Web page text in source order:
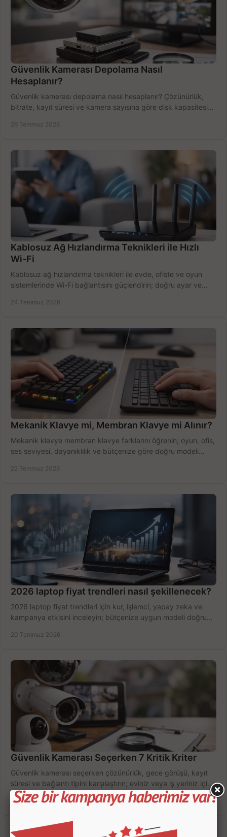
Güvenlik Kamerası Depolama Nasıl
Hesaplanır?
Güvenlik kamerası depolama nasıl hesaplanır? Çözünürlük,
bitrate, kayıt süresi ve kamera sayısına göre disk kapasitesini
26 Temmuz 2026
Kablosuz Ağ Hızlandırma Teknikleri ile Hızlı
Wi-Fi
Kablosuz ağ hızlandırma teknikleri ile evde, ofiste ve oyun
sistemlerinde Wi-Fi bağlantısını güçlendirin; doğru ayar ve
24 Temmuz 2026
Mekanik Klavye mi, Membran Klavye mi Alınır?
Mekanik klavye membran klavye farklarını öğrenin; oyun, ofis,
ses seviyesi, dayanıklılık ve bütçenize göre doğru modeli
22 Temmuz 2026
2026 laptop fiyat trendleri nasıl şekillenecek?
2026 laptop fiyat trendleri için kur, işlemci, yapay zeka ve
kampanya etkisini inceleyin; bütçenize uygun modeli doğru
20 Temmuz 2026
Güvenlik Kamerası Seçerken 7 Kritik Kriter
Güvenlik kamerası seçerken çözünürlük, gece görüşü, kayıt
süresi ve bağlantı tipini karşılaştırın; eviniz veya iş yeriniz için
doğru sistemi hemen seçin.
18 Temmuz 2026